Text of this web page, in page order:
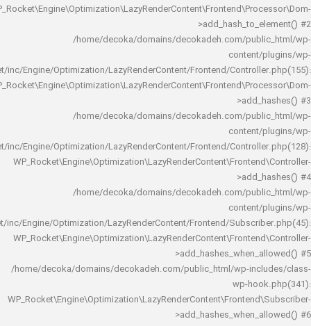
/home/decoka/domains/decokadeh.com/
rocket/inc/Engine/Optimization/LazyRenderContent/Frontend/
/home/decoka/domains/decokadeh.com/
rocket/inc/Engine/Optimization/LazyRenderContent/Frontend/
/home/decoka/domains/decokadeh.com/
rocket/inc/Engine/Optimization/LazyRenderContent/Frontend/
/home/decoka/domains/decokadeh.com/public_html/wp-
wp-